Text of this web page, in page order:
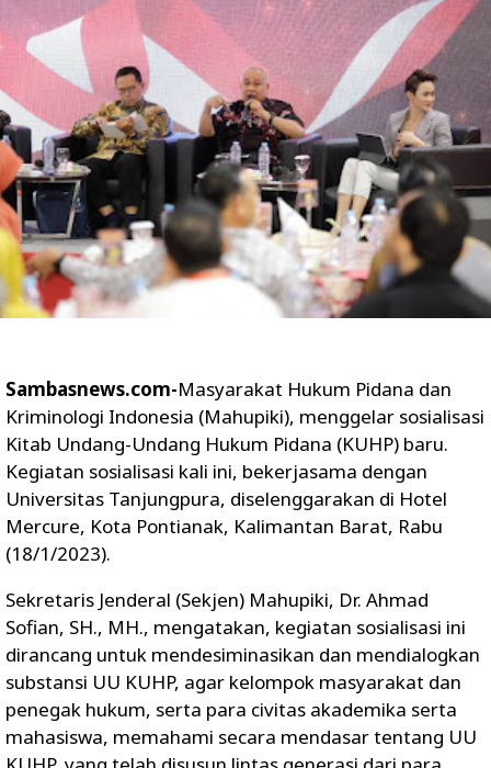
Sambasnews.com-Masyarakat Hukum Pidana dan
Kriminologi Indonesia (Mahupiki), menggelar sosialisasi
Kitab Undang-Undang Hukum Pidana (KUHP) baru.
Kegiatan sosialisasi kali ini, bekerjasama dengan
Universitas Tanjungpura, diselenggarakan di Hotel
Mercure, Kota Pontianak, Kalimantan Barat, Rabu
(18/1/2023).
Sekretaris Jenderal (Sekjen) Mahupiki, Dr. Ahmad
Sofian, SH., MH., mengatakan, kegiatan sosialisasi ini
dirancang untuk mendesiminasikan dan mendialogkan
substansi UU KUHP, agar kelompok masyarakat dan
penegak hukum, serta para civitas akademika serta
mahasiswa, memahami secara mendasar tentang UU